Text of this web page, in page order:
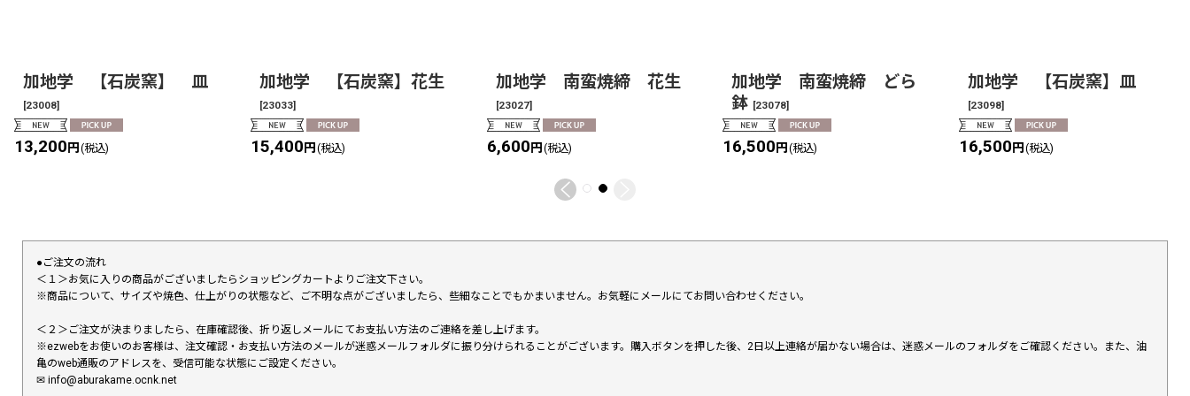
加地学 【石炭窯】 皿
[23008]
13,200円 (税込)
加地学 【石炭窯】花生
[23033]
15,400円 (税込)
加地学 南蛮焼締 花生
[23027]
6,600円 (税込)
加地学 南蛮焼締 どら
鉢 [23078]
16,500円 (税込)
加地学 【石炭窯】皿
[23098]
16,500円 (税込)
●ご注文の流れ
＜１＞お気に入りの商品がございましたらショッピングカートよりご注文下さい。
※商品について、サイズや焼色、仕上がりの状態など、ご不明な点がございましたら、些細なことでもかまいません。お気軽にメールにてお問い合わせください。
＜２＞ご注文が決まりましたら、在庫確認後、折り返しメールにてお支払い方法のご連絡を差し上げます。
※ezwebをお使いのお客様は、注文確認・お支払い方法のメールが迷惑メールフォルダに振り分けられることがございます。購入ボタンを押した後、2日以上連絡が届かない場合は、迷惑メールのフォルダをご確認ください。また、油
亀のweb通販のアドレスを、受信可能な状態にご設定ください。
✉︎ info@aburakame.ocnk.net